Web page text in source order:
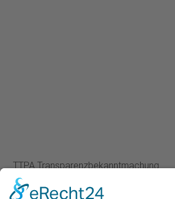
TTPA Transparenzbekanntmachung
Juli 12, 2026